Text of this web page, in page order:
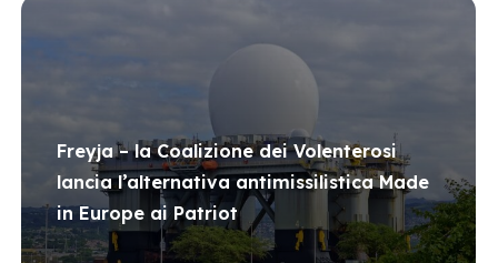
Freyja – la Coalizione dei Volenterosi
lancia l’alternativa antimissilistica Made
in Europe ai Patriot